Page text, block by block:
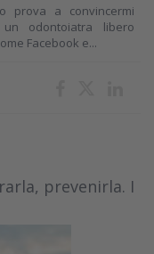
prova a convincermi
odontoiatra libero
Facebook e...
prevenirla. I